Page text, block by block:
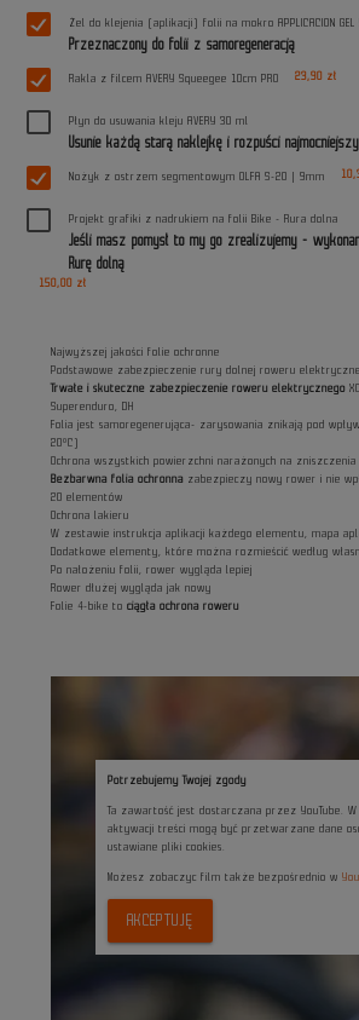
Żel do klejenia (aplikacji) folii na mokro APPLICACION
Przeznaczony do folii z samoregeneracją
Rakla z filcem AVERY Squeegee 10cm PRO 23,90 zł
Płyn do usuwania kleju AVERY 30 ml
Usunie każdą starą naklejkę i rozpuści
Nożyk z ostrzem segmentowym OLFA S-20 | 9mm
Projekt grafiki z nadrukiem na folii Bike - Rura dolna
Jeśli masz pomysł to my go zrealizujemy -
Rurę dolną
150,00 zł
Najwyższej jakości folie ochronne
Podstawowe zabezpieczenie rury dolnej roweru
Trwałe i skuteczne zabezpieczenie roweru elektrycznego
Superenduro, DH
Folia jest samoregenerująca- zarysowania znikają pod
20°C)
Ochrona wszystkich powierzchni narażonych na zniszczenia
Bezbarwna folia ochronna zabezpieczy nowy rower i nie
20 elementów
Ochrona lakieru
W zestawie instrukcja aplikacji każdego elementu, mapa
Dodatkowe elementy, które można rozmieścić według
Po nałożeniu folii, rower wygląda lepiej
Rower dłużej wygląda jak nowy
Folie 4-bike tociągła ochrona roweru
Potrzebujemy Twojej zgody
Ta zawartość jest dostarczana przez YouTube.
aktywacji treści mogą być przetwarzane dane
ustawiane pliki cookies.
Możesz zobaczyc film także bezpośrednio w
AKCEPTUJĘ